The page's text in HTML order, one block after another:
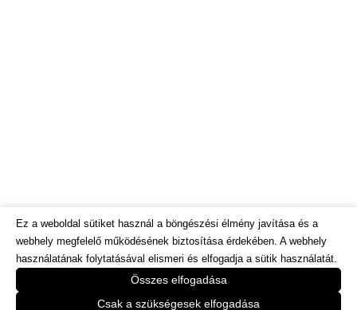
© Dietinfo.hu 2026. Minden jog fenntartva.
Webáruház és honlap fejlesztés:
https://bodorweb.eu
Ez a weboldal sütiket használ a böngészési élmény javítása és a
webhely megfelelő működésének biztosítása érdekében. A webhely
használatának folytatásával elismeri és elfogadja a sütik használatát.
Összes elfogadása
Csak a szükségesek elfogadása